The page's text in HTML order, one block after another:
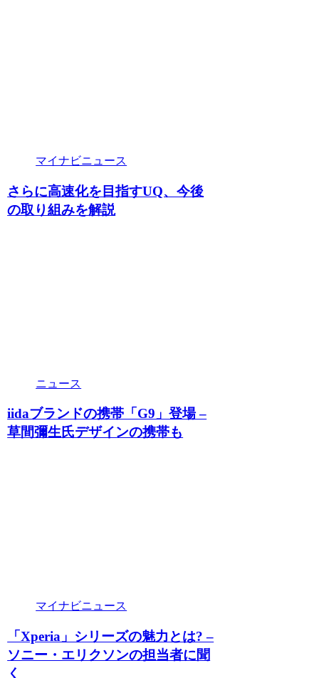
マイナビニュース
さらに高速化を目指すUQ、今後
の取り組みを解説
ニュース
iidaブランドの携帯「G9」登場 –
草間彌生氏デザインの携帯も
マイナビニュース
「Xperia」シリーズの魅力とは? –
ソニー・エリクソンの担当者に聞
く